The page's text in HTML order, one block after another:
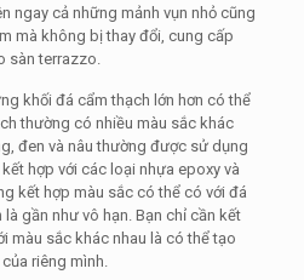
ngay cả những mảnh vụn nhỏ cũng
mà không bị thay đổi, cung cấp
sàn terrazzo.
khối đá cẩm thạch lớn hơn có thể
thường có nhiều màu sắc khác
đen và nâu thường được sử dụng
hợp với các loại nhựa epoxy và
kết hợp màu sắc có thể có với đá
gần như vô hạn. Bạn chỉ cần kết
màu sắc khác nhau là có thể tạo
riêng mình.